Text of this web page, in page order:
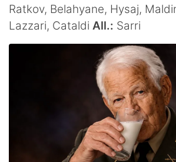
Ratkov, Belahyane, Hysaj,
Lazzari, Cataldi All.: Sarri